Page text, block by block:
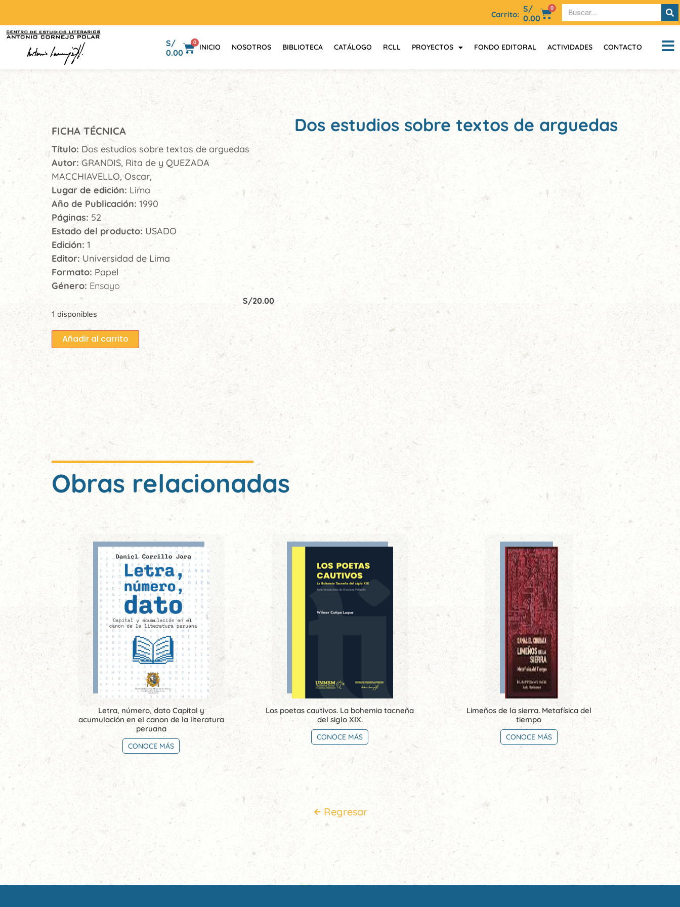
Carrito:
S/
0.00
0
S/
0.00
0
INICIO NOSOTROS BIBLIOTECA CATÁLOGO RCLL PROYECTOS FONDO EDITORAL ACTIVIDADES CONTACTO
FICHA TÉCNICA
Título: Dos estudios sobre textos de arguedas
Autor:GRANDIS, Rita de y QUEZADA
MACCHIAVELLO, Oscar,
Lugar de edición: Lima
Año de Publicación: 1990
Páginas: 52
Estado del producto: USADO
Edición:1
Editor: Universidad de Lima
Formato: Papel
Género: Ensayo
S/20.00
1 disponibles
Añadir al carrito
Dos estudios sobre textos de arguedas
Obras relacionadas
Letra, número, dato Capital y
acumulación en el canon de la literatura
peruana
CONOCE MÁS
Los poetas cautivos. La bohemia tacneña
del siglo XIX.
CONOCE MÁS
Limeños de la sierra. Metafísica del
tiempo
CONOCE MÁS
Regresar